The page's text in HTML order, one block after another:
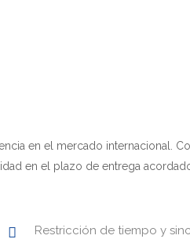
en el mercado internacional.
en el plazo de entrega
Restricción de tiempo y